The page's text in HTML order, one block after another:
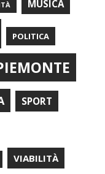
MUSICA
POLITICA
SPORT
VIABILITÀ